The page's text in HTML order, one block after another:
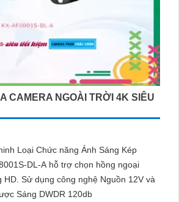
CAMERA NGOÀI TRỜI 4K SIÊU
Loại Chức năng Ánh Sáng Kép
DL-A hỗ trợ chọn hồng ngoại
12V và
Sáng DWDR 120db